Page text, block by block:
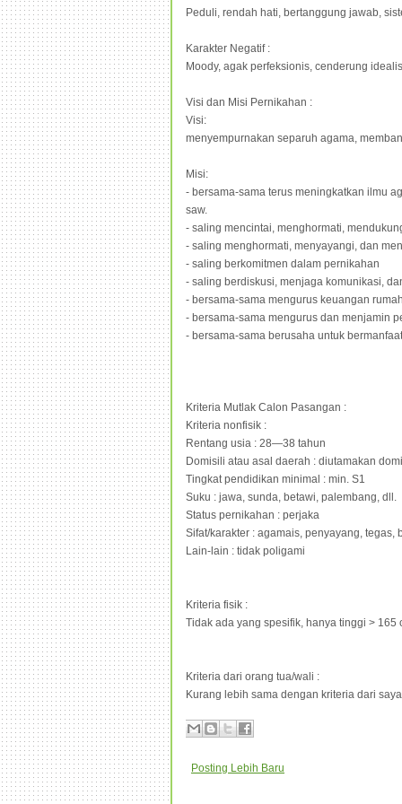
Peduli, rendah hati, bertanggung jawab,
Karakter Negatif :
Moody, agak perfeksionis, cenderung
Visi dan Misi Pernikahan :
Visi:
menyempurnakan separuh agama,
Misi:
- bersama-sama terus meningkatkan ilmu
saw.
- saling mencintai, menghormati,
- saling menghormati, menyayangi, dan
- saling berkomitmen dalam pernikahan
- saling berdiskusi, menjaga komunikasi,
- bersama-sama mengurus keuangan
- bersama-sama mengurus dan menjamin
- bersama-sama berusaha untuk
Kriteria Mutlak Calon Pasangan :
Kriteria nonfisik :
Rentang usia : 28—38 tahun
Domisili atau asal daerah : diutamakan
Tingkat pendidikan minimal : min. S1
Suku : jawa, sunda, betawi, palembang, dll.
Status pernikahan : perjaka
Sifat/karakter : agamais, penyayang,
Lain-lain : tidak poligami
Kriteria fisik :
Tidak ada yang spesifik, hanya tinggi > 165
Kriteria dari orang tua/wali :
Kurang lebih sama dengan kriteria dari
Posting Lebih Baru